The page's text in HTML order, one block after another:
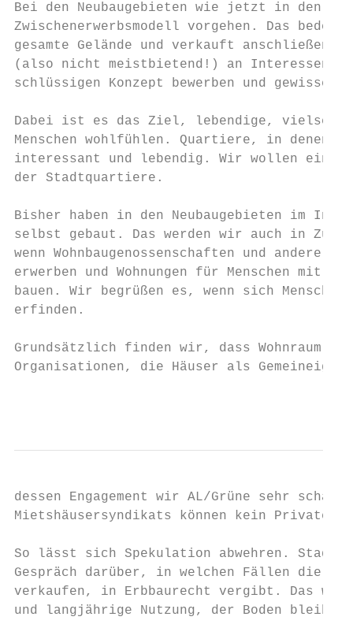
Bei den Neubaugebieten wie jetzt in den
Zwischenerwerbsmodell vorgehen. Das
gesamte Gelände und verkauft
(also nicht meistbietend!) an
schlüssigen Konzept bewerben und
Dabei ist es das Ziel, lebendige,
Menschen wohlfühlen. Quartiere, in denen
interessant und lebendig. Wir wollen eine
der Stadtquartiere.
Bisher haben in den Neubaugebieten im
selbst gebaut. Das werden wir auch in
wenn Wohnbaugenossenschaften und andere
erwerben und Wohnungen für Menschen mit
bauen. Wir begrüßen es, wenn sich Menschen
erfinden.
Grundsätzlich finden wir, dass Wohnraum
Organisationen, die Häuser als
dessen Engagement wir AL/Grüne sehr
Mietshäusersyndikats können kein
So lässt sich Spekulation abwehren.
Gespräch darüber, in welchen Fällen die
verkaufen, in Erbbaurecht vergibt. Das
und langjährige Nutzung, der Boden bleibt